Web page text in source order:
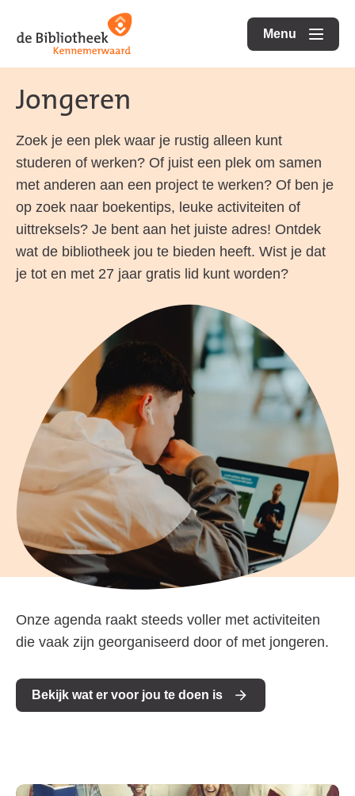
direct
content
direct
footer
naar
de
homepagina
Menu
openen
Jongeren
Zoek je een plek waar je rustig alleen kunt
studeren of werken? Of juist een plek om samen
met anderen aan een project te werken? Of ben je
op zoek naar boekentips, leuke activiteiten of
uittreksels? Je bent aan het juiste adres! Ontdek
wat de bibliotheek jou te bieden heeft. Wist je dat
je tot en met 27 jaar gratis lid kunt worden?
Onze agenda raakt steeds voller met activiteiten
die vaak zijn georganiseerd door of met jongeren.
Bekijk wat er voor jou te doen is